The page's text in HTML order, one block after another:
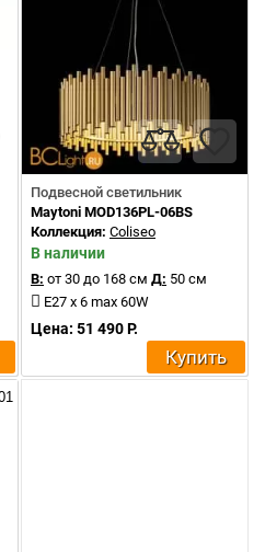
Подвесной светильник
Maytoni MOD136PL-06BS
Коллекция: Coliseo
В наличии
В: от 30 до 168 см Д: 50 см
E27 x 6 max 60W
Цена: 51 490 Р.
Купить